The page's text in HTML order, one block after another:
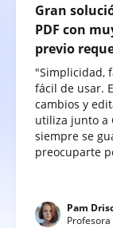
Gran
PDF con
previo
"Simplicidad,
fácil de usar.
cambios y
utiliza junto a
siempre se
preocuparte
Pam
Profesora